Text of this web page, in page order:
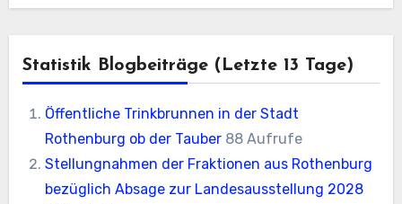
Statistik Blogbeiträge (letzte 13 Tage)
Öffentliche Trinkbrunnen in der Stadt
Rothenburg ob der Tauber 88 Aufrufe
Stellungnahmen der Fraktionen aus Rothenburg
bezüglich Absage zur Landesausstellung 2028